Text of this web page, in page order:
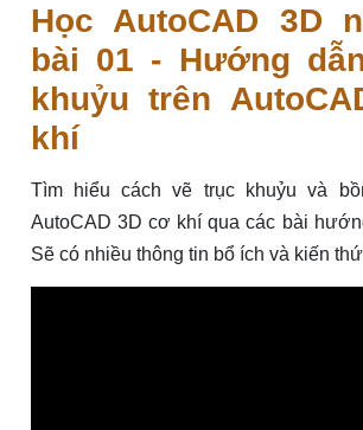
Học AutoCAD 3D
bài 01 - Hướng
khuỷu trên
khí
Tìm hiểu cách vẽ trục khuỷu và
AutoCAD 3D cơ khí qua các bài
Sẽ có nhiều thông tin bổ ích và kiến